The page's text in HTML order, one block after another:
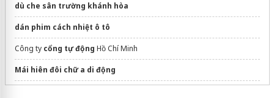
dù che sân trường khánh hòa
dán phim cách nhiệt ô tô
Công ty cổng tự động Hồ Chí Minh
Mái hiên đôi chữ a di động